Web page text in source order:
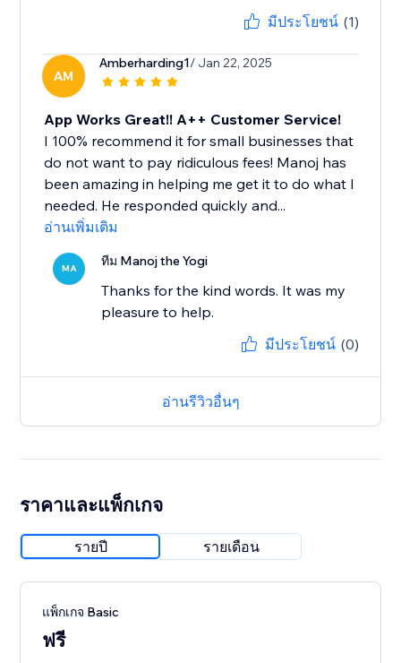
มีประโยชน์ (1)
AM
Amberharding1/ Jan 22, 2025
App Works Great!! A++ Customer Service!
I 100% recommend it for small businesses that
do not want to pay ridiculous fees! Manoj has
been amazing in helping me get it to do what I
needed. He responded quickly and...
อ่านเพิ่มเติม
MA ทีม Manoj the Yogi
Thanks for the kind words. It was my
pleasure to help.
มีประโยชน์ (0)
อ่านรีวิวอื่นๆ
ราคาและแพ็กเกจ
รายปี รายเดือน
แพ็กเกจ Basic
ฟรี